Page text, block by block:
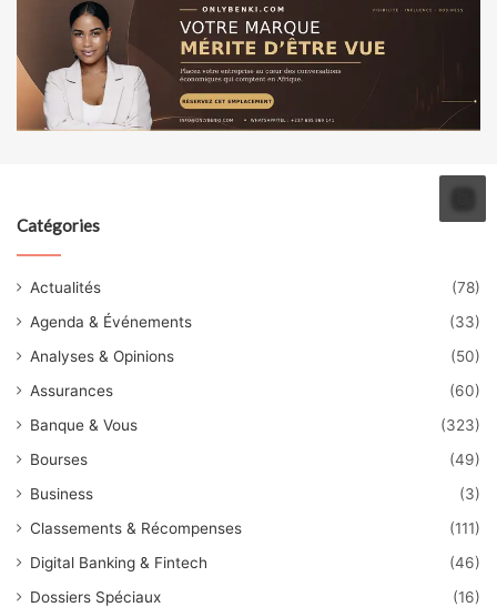
Catégories
Actualités
(78)
Agenda & Événements
(33)
Analyses & Opinions
(50)
Assurances
(60)
Banque & Vous
(323)
Bourses
(49)
Business
(3)
Classements & Récompenses
(111)
Digital Banking & Fintech
(46)
Dossiers Spéciaux
(16)